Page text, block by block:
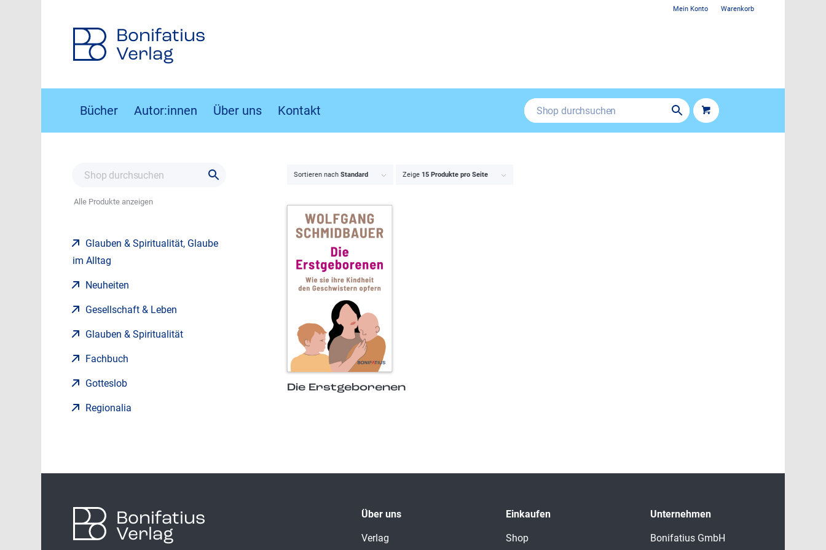
Mein Konto Warenkorb
Bonifatius
Verlag
Bücher Autor:innen Über uns Kontakt
Sortieren nach Standard Zeige 15 Produkte pro Seite
Die Erstgeborenen
Alle Produkte anzeigen
Glauben & Spiritualität, Glaube
im Alltag
Neuheiten
Gesellschaft & Leben
Glauben & Spiritualität
Fachbuch
Gotteslob
Regionalia
Bonifatius
Verlag
Über uns
Verlag
Einkaufen
Shop
Unternehmen
Bonifatius GmbH